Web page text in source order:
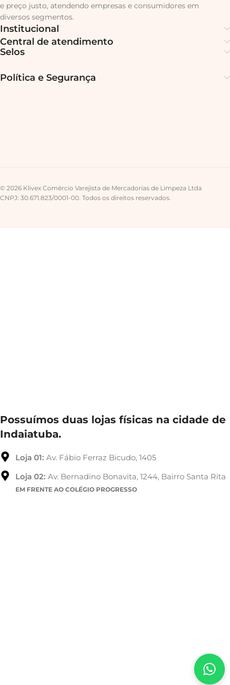
e preço justo, atendendo empresas e consumidores em
diversos segmentos.
Institucional
Central de atendimento
Selos
Política e Segurança
© 2026 Klivex Comércio Varejista de Mercadorias de Limpeza Ltda
CNPJ: 30.671.823/0001-00. Todos os direitos reservados.
Possuímos duas lojas físicas na cidade de
Indaiatuba.
Loja 01: Av. Fábio Ferraz Bicudo, 1405
Loja 02: Av. Bernadino Bonavita, 1244, Bairro Santa Rita
EM FRENTE AO COLÉGIO PROGRESSO